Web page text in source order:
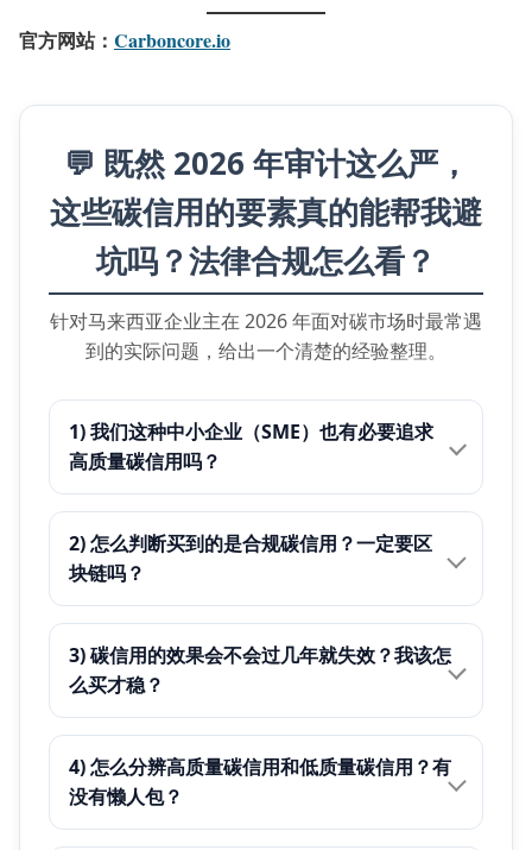
官方网站： Carboncore.io
💬 既然 2026 年审计这么严，
这些碳信用的要素真的能帮我避
坑吗？法律合规怎么看？
针对马来西亚企业主在 2026 年面对碳市场时最常遇
到的实际问题，给出一个清楚的经验整理。
1) 我们这种中小企业（SME）也有必要追求
高质量碳信用吗？
2) 怎么判断买到的是合规碳信用？一定要区
块链吗？
3) 碳信用的效果会不会过几年就失效？我该怎
么买才稳？
4) 怎么分辨高质量碳信用和低质量碳信用？有
没有懒人包？